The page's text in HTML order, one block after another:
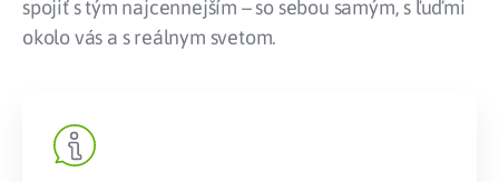
spojiť s tým najcennejším – so sebou samým, s ľuďmi
okolo vás a s reálnym svetom.